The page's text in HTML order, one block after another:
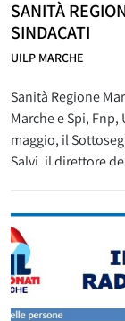
SANITÀ
SINDACATI
UILP MARCHE
Sanità Regione
Marche e Spi,
maggio, il
Salvi, il direttore
(ARS). I